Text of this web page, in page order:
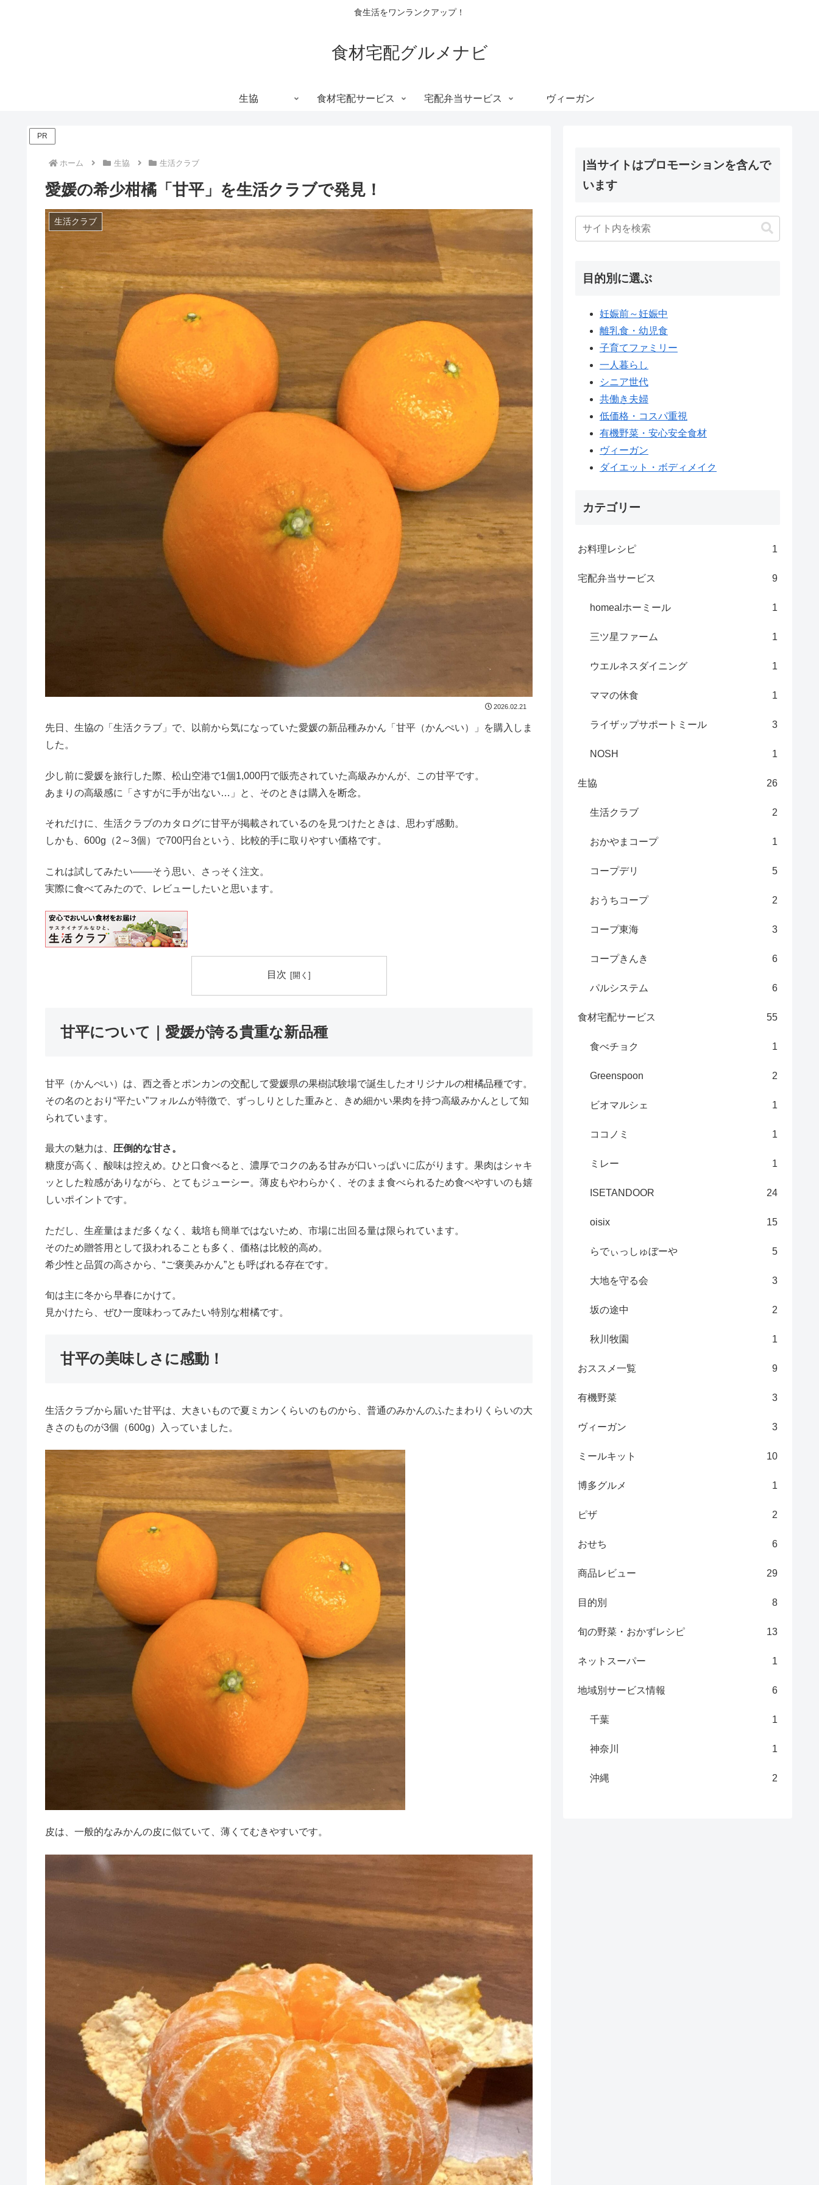
食生活をワンランクアップ！
食材宅配グルメナビ
生協 食材宅配サービス 宅配弁当サービス ヴィーガン
PR
ホーム 生協 生活クラブ
愛媛の希少柑橘「甘平」を生活クラブで発見！
生活クラブ
2026.02.21
先日、生協の「生活クラブ」で、以前から気になっていた愛媛の新品種みかん「甘平（かんぺい）」を購入しま
した。
少し前に愛媛を旅行した際、松山空港で1個1,000円で販売されていた高級みかんが、この甘平です。
あまりの高級感に「さすがに手が出ない…」と、そのときは購入を断念。
それだけに、生活クラブのカタログに甘平が掲載されているのを見つけたときは、思わず感動。
しかも、600g（2～3個）で700円台という、比較的手に取りやすい価格です。
これは試してみたい——そう思い、さっそく注文。
実際に食べてみたので、レビューしたいと思います。
目次
甘平について｜愛媛が誇る貴重な新品種
甘平（かんぺい）は、西之香とポンカンの交配して愛媛県の果樹試験場で誕生したオリジナルの柑橘品種です。
その名のとおり“平たい”フォルムが特徴で、ずっしりとした重みと、きめ細かい果肉を持つ高級みかんとして知
られています。
最大の魅力は、 圧倒的な甘さ。
糖度が高く、酸味は控えめ。ひと口食べると、濃厚でコクのある甘みが口いっぱいに広がります。果肉はシャキ
ッとした粒感がありながら、とてもジューシー。薄皮もやわらかく、そのまま食べられるため食べやすいのも嬉
しいポイントです。
ただし、生産量はまだ多くなく、栽培も簡単ではないため、市場に出回る量は限られています。
そのため贈答用として扱われることも多く、価格は比較的高め。
希少性と品質の高さから、“ご褒美みかん”とも呼ばれる存在です。
旬は主に冬から早春にかけて。
見かけたら、ぜひ一度味わってみたい特別な柑橘です。
甘平の美味しさに感動！
生活クラブから届いた甘平は、大きいもので夏ミカンくらいのものから、普通のみかんのふたまわりくらいの大
きさのものが3個（600g）入っていました。
皮は、一般的なみかんの皮に似ていて、薄くてむきやすいです。
|当サイトはプロモーションを含んで
います
目的別に選ぶ
妊娠前～妊娠中
離乳食・幼児食
子育てファミリー
一人暮らし
シニア世代
共働き夫婦
低価格・コスパ重視
有機野菜・安心安全食材
ヴィーガン
ダイエット・ボディメイク
カテゴリー
お料理レシピ 1
宅配弁当サービス 9
homealホーミール 1
三ツ星ファーム 1
ウエルネスダイニング 1
ママの休食 1
ライザップサポートミール 3
NOSH 1
生協 26
生活クラブ 2
おかやまコープ 1
コープデリ 5
おうちコープ 2
コープ東海 3
コープきんき 6
パルシステム 6
食材宅配サービス 55
食べチョク 1
Greenspoon 2
ビオマルシェ 1
ココノミ 1
ミレー 1
ISETANDOOR 24
oisix 15
らでぃっしゅぼーや 5
大地を守る会 3
坂の途中 2
秋川牧園 1
おススメ一覧 9
有機野菜 3
ヴィーガン 3
ミールキット 10
博多グルメ 1
ピザ 2
おせち 6
商品レビュー 29
目的別 8
旬の野菜・おかずレシピ 13
ネットスーパー 1
地域別サービス情報 6
千葉 1
神奈川 1
沖縄 2